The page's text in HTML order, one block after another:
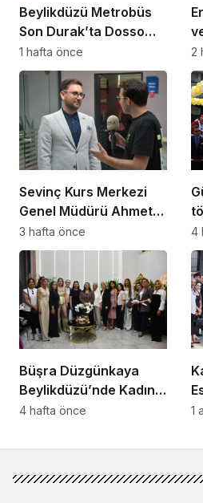
Beylikdüzü Metrobüs
Son Durak’ta Dosso
Dossi Coffee coşkusu
1 hafta önce 2
Sevinç Kurs Merkezi
Genel Müdürü Ahmet
Zeyrekmişoğlu
Başarının Sırrını Anlattı
3 hafta önce 4
Büşra Düzgünkaya
Beylikdüzü’nde Kadın
Girişimcilerle Buluştu
4 hafta önce 1